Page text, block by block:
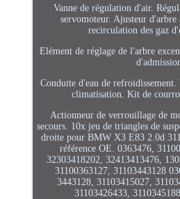
Vanne de régulation d'air.
servomoteur. Ajusteur d'arbre
recirculation des gaz
Elément de réglage de l'arbre
Conduite d'eau de refroidissement.
climatisation. Kit de
Actionneur de verrouillage de
secours. 10x jeu de triangles de
droite pour BMW X3 E83 2.0d
référence OE. 0363476,
32303418202, 32413413476,
31100363127, 31103443128
3443128, 31103415027,
31103426433,